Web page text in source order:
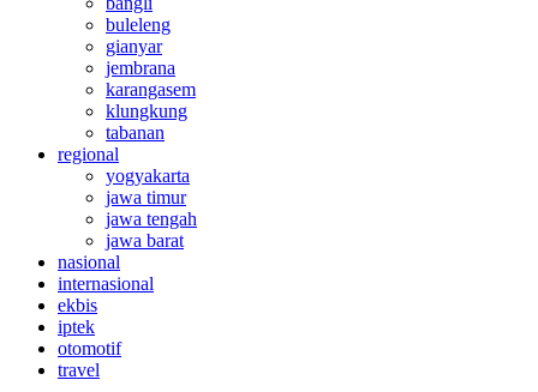
buleleng
gianyar
jembrana
karangasem
klungkung
tabanan
regional
yogyakarta
jawa timur
jawa tengah
jawa barat
nasional
internasional
ekbis
iptek
otomotif
travel